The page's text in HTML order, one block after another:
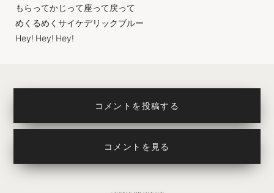
もらってかじって座って戻って
めくるめくサイケデリックブルー
Hey! Hey! Hey!
コメントを投稿する
コメントを見る